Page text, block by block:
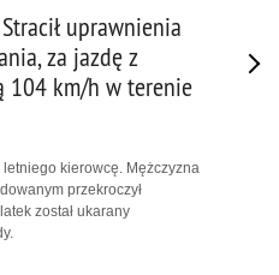
uprawnienia
za jazdę z
104 km/h w terenie
kierowcę. Mężczyzna
przekroczył
został ukarany